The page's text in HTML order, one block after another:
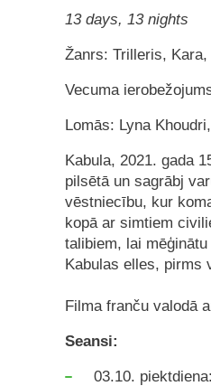
13 days, 13 nights
Žanrs: Trilleris, Kara,
Vecuma
Lomās: Lyna
Kabula, 2021. gada
pilsētā un sagrābj
vēstniecību, kur
kopā ar simtiem
talibiem, lai
Kabulas elles, pirms
Filma franču valodā
Seansi:
03.10.